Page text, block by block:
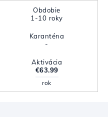
Obdobie
1-10 roky
Karanténa
-
Aktivácia
€63.99
rok